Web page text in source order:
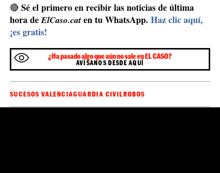
🔴 Sé el primero en recibir las noticias de última
hora deElCaso.cat en tu WhatsApp. Haz clic aquí,
¡es gratis!
¿Ha pasado algo que aún no sale en EL CASO?
AVÍSANOS DESDE AQUÍ
SUCESOS VALENCIAGUARDIA CIVILROBOS